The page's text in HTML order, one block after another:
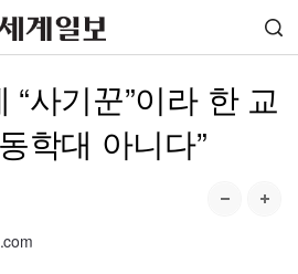
사기꾼”이라 한 교
학대 아니다”